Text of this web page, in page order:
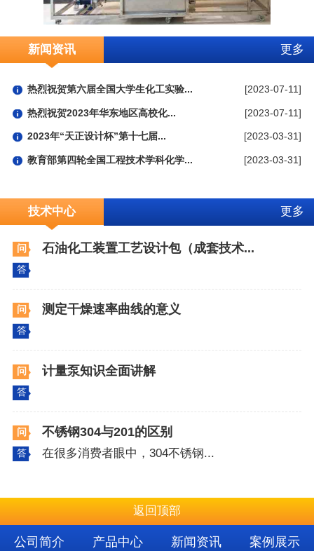
新闻资讯 更多
热烈祝贺第六届全国大学生化工实验... [2023-07-11]
热烈祝贺2023年华东地区高校化... [2023-07-11]
2023年“天正设计杯”第十七届... [2023-03-31]
教育部第四轮全国工程技术学科化学... [2023-03-31]
技术中心 更多
问 石油化工装置工艺设计包（成套技术...
答
问 测定干燥速率曲线的意义
答
问 计量泵知识全面讲解
答
问 不锈钢304与201的区别
答 在很多消费者眼中，304不锈钢...
返回顶部
公司简介 产品中心 新闻资讯 案例展示